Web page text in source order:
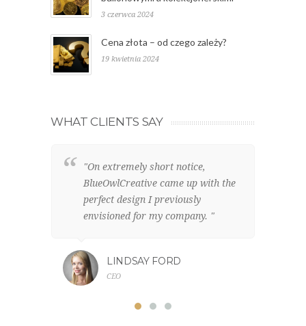
3 czerwca 2024
Cena złota – od czego zależy?
19 kwietnia 2024
WHAT CLIENTS SAY
"On extremely short notice,
BlueOwlCreative came up with the
perfect design I previously
envisioned for my company. "
LINDSAY FORD
CEO